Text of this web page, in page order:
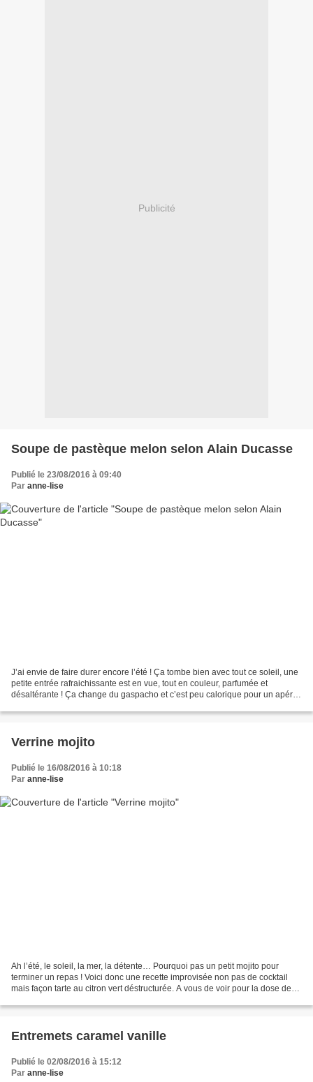
Publicité
Soupe de pastèque melon selon Alain Ducasse
Publié le 23/08/2016 à 09:40
Par anne-lise
J’ai envie de faire durer encore l’été ! Ça tombe bien avec tout ce soleil, une
petite entrée rafraichissante est en vue, tout en couleur, parfumée et
désaltérante ! Ça change du gaspacho et c’est peu calorique pour un apéro
Verrine mojito
Publié le 16/08/2016 à 10:18
Par anne-lise
Ah l’été, le soleil, la mer, la détente… Pourquoi pas un petit mojito pour
terminer un repas ! Voici donc une recette improvisée non pas de cocktail
mais façon tarte au citron vert déstructurée. A vous de voir pour la dose de
Entremets caramel vanille
Publié le 02/08/2016 à 15:12
Par anne-lise